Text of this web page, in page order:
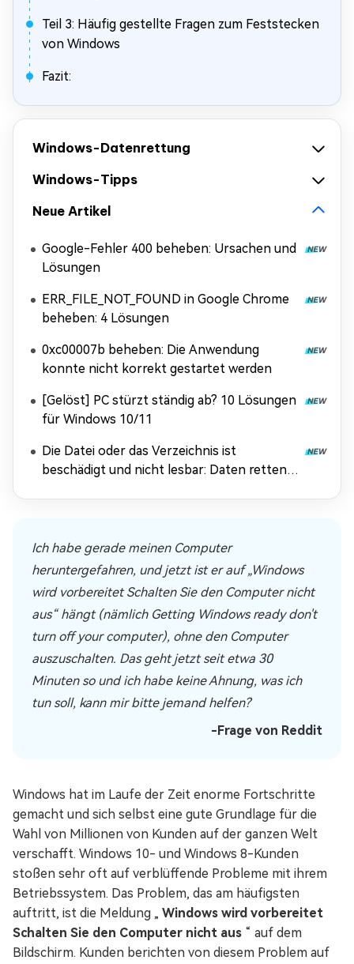
Teil 3: Häufig gestellte Fragen zum Feststecken
von Windows
Fazit:
Windows-Datenrettung
Windows-Tipps
Neue Artikel
Google-Fehler 400 beheben: Ursachen und
Lösungen
ERR_FILE_NOT_FOUND in Google Chrome
beheben: 4 Lösungen
0xc00007b beheben: Die Anwendung
konnte nicht korrekt gestartet werden
[Gelöst] PC stürzt ständig ab? 10 Lösungen
für Windows 10/11
Die Datei oder das Verzeichnis ist
beschädigt und nicht lesbar: Daten retten &
Ich habe gerade meinen Computer
heruntergefahren, und jetzt ist er auf „Windows
wird vorbereitet Schalten Sie den Computer nicht
aus“ hängt (nämlich Getting Windows ready don't
turn off your computer), ohne den Computer
auszuschalten. Das geht jetzt seit etwa 30
Minuten so und ich habe keine Ahnung, was ich
tun soll, kann mir bitte jemand helfen?
-Frage von Reddit
Windows hat im Laufe der Zeit enorme Fortschritte
gemacht und sich selbst eine gute Grundlage für die
Wahl von Millionen von Kunden auf der ganzen Welt
verschafft. Windows 10- und Windows 8-Kunden
stoßen sehr oft auf verblüffende Probleme mit ihrem
Betriebssystem. Das Problem, das am häufigsten
auftritt, ist die Meldung „ Windows wird vorbereitet
Schalten Sie den Computer nicht aus “ auf dem
Bildschirm. Kunden berichten von diesem Problem auf